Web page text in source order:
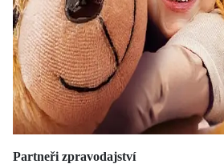
Partneři zpravodajství